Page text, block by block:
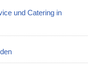
und Catering in